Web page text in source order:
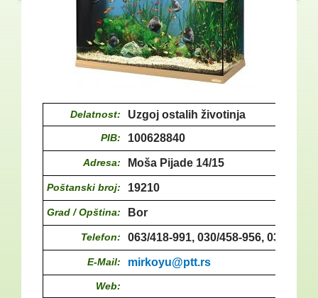
Delatnost: Uzgoj ostalih životinja
PIB: 100628840
Adresa: Moša Pijade 14/15
Poštanski broj: 19210
Grad / Opština: Bor
Telefon: 063/418-991, 030/458-956, 030/458-
E-Mail: mirkoyu@ptt.rs
Web: